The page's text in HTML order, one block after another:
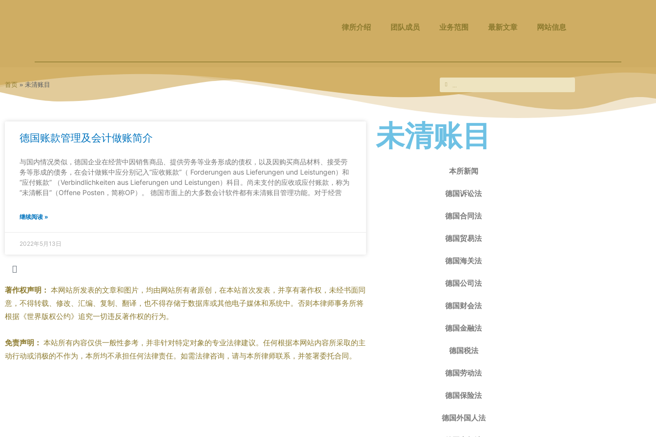
律所介绍 团队成员 业务范围 最新文章 网站信息
首页» 未清账目 Search
Search
德国账款管理及会计做账简介
与国内情况类似，德国企业在经营中因销售商品、提供劳务等业务形成的债权，以及因购买商品材料、接受劳
务等形成的债务，在会计做账中应分别记入“应收账款”（ Forderungen aus Lieferungen und Leistungen）和
“应付账款” （Verbindlichkeiten aus Lieferungen und Leistungen）科目。尚未支付的应收或应付账款，称为
“未清帐目”（Offene Posten，简称OP）。 德国市面上的大多数会计软件都有未清账目管理功能。对于经营
继续阅读 »
2022年5月13日
著作权声明： 本网站所发表的文章和图片，均由网站所有者原创，在本站首次发表，并享有著作权，未经书面同
意，不得转载、修改、汇编、复制、翻译，也不得存储于数据库或其他电子媒体和系统中。否则本律师事务所将
根据《世界版权公约》追究一切违反著作权的行为。
免责声明： 本站所有内容仅供一般性参考，并非针对特定对象的专业法律建议。任何根据本网站内容所采取的主
动行动或消极的不作为，本所均不承担任何法律责任。如需法律咨询，请与本所律师联系，并签署委托合同。
未清账目
本所新闻
德国诉讼法
德国合同法
德国贸易法
德国海关法
德国公司法
德国财会法
德国金融法
德国税法
德国劳动法
德国保险法
德国外国人法